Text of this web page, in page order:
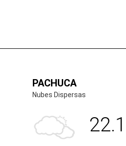
PACHUCA
Nubes Dispersas
22.1